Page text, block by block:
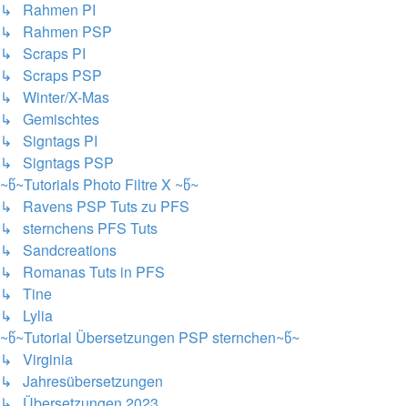
↳ Rahmen PI
↳ Rahmen PSP
↳ Scraps PI
↳ Scraps PSP
↳ Winter/X-Mas
↳ Gemischtes
↳ Signtags PI
↳ Signtags PSP
~წ~Tutorials Photo Filtre X ~წ~
↳ Ravens PSP Tuts zu PFS
↳ sternchens PFS Tuts
↳ Sandcreations
↳ Romanas Tuts in PFS
↳ Tine
↳ Lylia
~წ~Tutorial Übersetzungen PSP sternchen~წ~
↳ Virginia
↳ Jahresübersetzungen